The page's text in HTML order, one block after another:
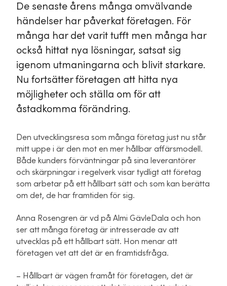
De senaste årens många omvälvande
händelser har påverkat företagen. För
många har det varit tufft men många har
också hittat nya lösningar, satsat sig
igenom utmaningarna och blivit starkare.
Nu fortsätter företagen att hitta nya
möjligheter och ställa om för att
åstadkomma förändring.
Den utvecklingsresa som många företag just nu står
mitt uppe i är den mot en mer hållbar affärsmodell.
Både kunders förväntningar på sina leverantörer
och skärpningar i regelverk visar tydligt att företag
som arbetar på ett hållbart sätt och som kan berätta
om det, de har framtiden för sig.
Anna Rosengren är vd på Almi GävleDala och hon
ser att många företag är intresserade av att
utvecklas på ett hållbart sätt. Hon menar att
företagen vet att det är en framtidsfråga.
– Hållbart är vägen framåt för företagen, det är